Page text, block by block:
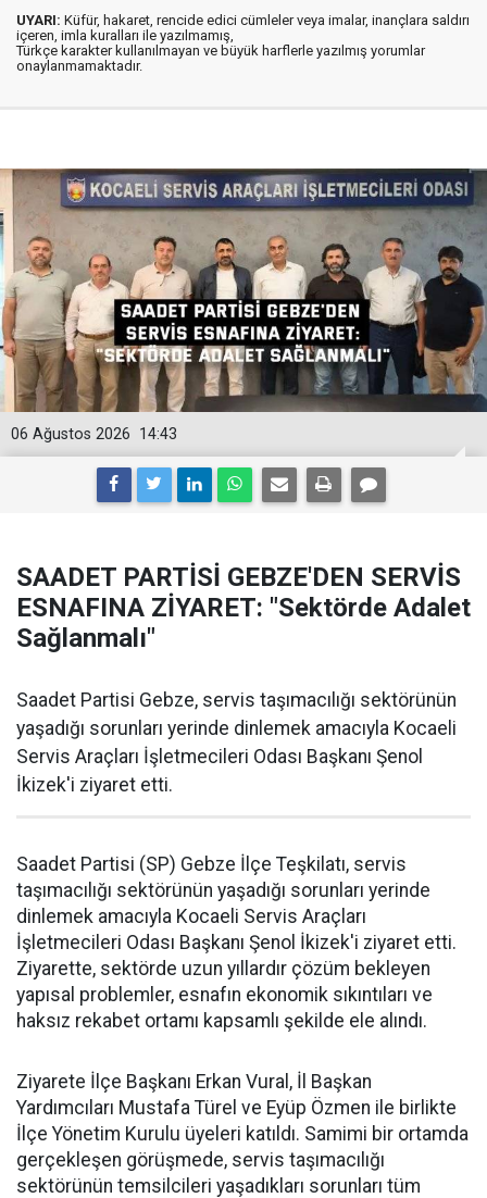
UYARI: Küfür, hakaret, rencide edici cümleler veya imalar, inançlara saldırı
içeren, imla kuralları ile yazılmamış,
Türkçe karakter kullanılmayan ve büyük harflerle yazılmış yorumlar
onaylanmamaktadır.
14:43
06 Ağustos 2026
SAADET PARTİSİ GEBZE'DEN SERVİS
ESNAFINA ZİYARET: "Sektörde Adalet
Sağlanmalı"
Saadet Partisi Gebze, servis taşımacılığı sektörünün
yaşadığı sorunları yerinde dinlemek amacıyla Kocaeli
Servis Araçları İşletmecileri Odası Başkanı Şenol
İkizek'i ziyaret etti.
Saadet Partisi (SP) Gebze İlçe Teşkilatı, servis
taşımacılığı sektörünün yaşadığı sorunları yerinde
dinlemek amacıyla Kocaeli Servis Araçları
İşletmecileri Odası Başkanı Şenol İkizek'i ziyaret etti.
Ziyarette, sektörde uzun yıllardır çözüm bekleyen
yapısal problemler, esnafın ekonomik sıkıntıları ve
haksız rekabet ortamı kapsamlı şekilde ele alındı.
Ziyarete İlçe Başkanı Erkan Vural, İl Başkan
Yardımcıları Mustafa Türel ve Eyüp Özmen ile birlikte
İlçe Yönetim Kurulu üyeleri katıldı. Samimi bir ortamda
gerçekleşen görüşmede, servis taşımacılığı
sektörünün temsilcileri yaşadıkları sorunları tüm